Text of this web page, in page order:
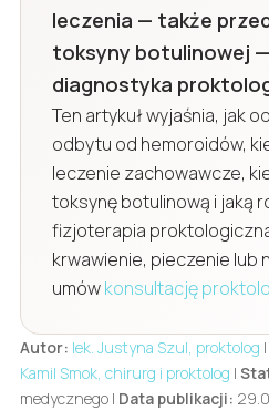
leczenia — także
toksyny botulinowej
diagnostyka
Ten artykuł wyjaśnia, jak
odbytu od hemoroidów,
leczenie zachowawcze,
toksynę botulinową i jaką
fizjoterapia
krwawienie, pieczenie lub
umówkonsultację
Autor: lek. Justyna Szul, proktolog |
Kamil Smok, chirurg i proktolog |
medycznego | Data publikacji: